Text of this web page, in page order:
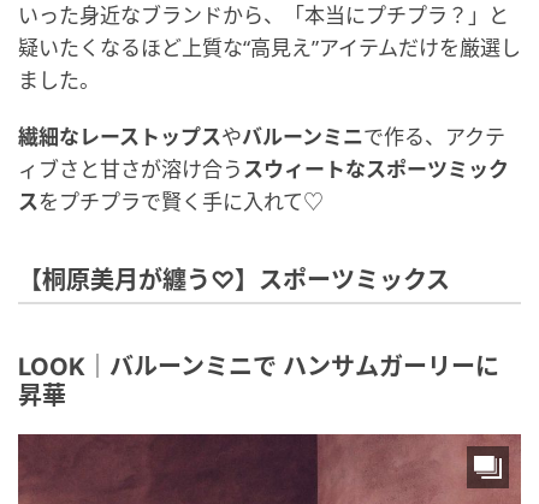
いった身近なブランドから、「本当にプチプラ？」と
疑いたくなるほど上質な“高見え”アイテムだけを厳選し
ました。
繊細なレーストップスやバルーンミニで作る、アクテ
ィブさと甘さが溶け合うスウィートなスポーツミック
スをプチプラで賢く手に入れて♡
【桐原美月が纏う♡】スポーツミックス
LOOK｜バルーンミニで ハンサムガーリーに
昇華